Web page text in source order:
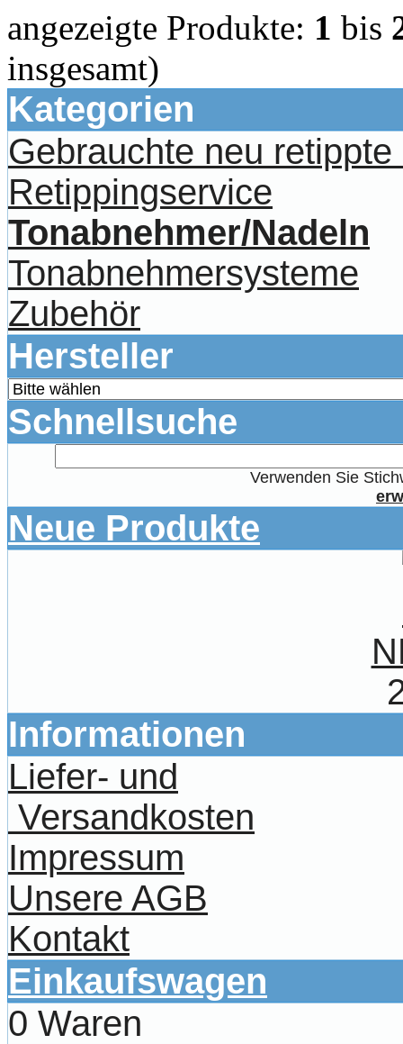
angezeigte Produkte: 1 bis
insgesamt)
Kategorien
Gebrauchte neu
Retippingservice
Tonabnehmer/Nadeln
Tonabnehmersysteme
Zubehör
Hersteller
Schnellsuche
Verwenden Sie
Neue Produkte
Informationen
Liefer- und
Versandkosten
Impressum
Unsere AGB
Kontakt
Einkaufswagen
0 Waren